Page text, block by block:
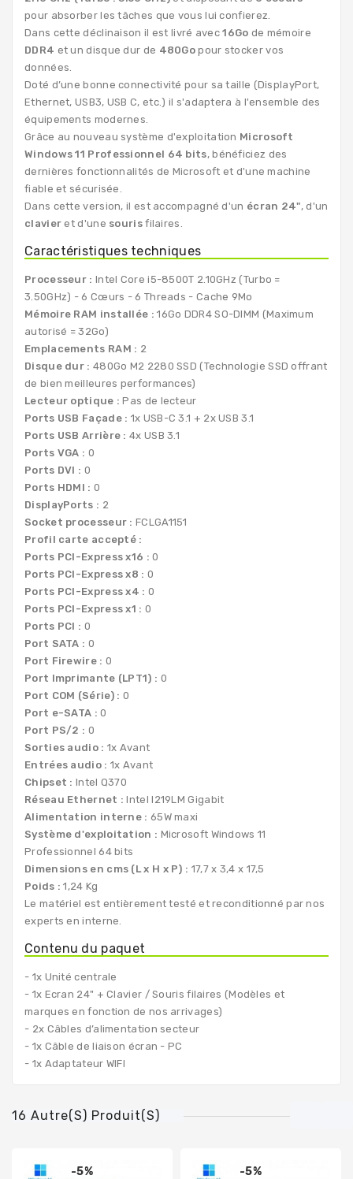
pour absorber les tâches que vous lui confierez.
Dans cette déclinaison il est livré avec16Go de mémoire
DDR4 et un disque dur de 480Go pour stocker vos
données.
Doté d’une bonne connectivité pour sa taille (DisplayPort,
Ethernet, USB3, USB C, etc.) il s'adaptera à l'ensemble des
équipements modernes.
Grâce au nouveau système d'exploitation Microsoft
Windows 11 Professionnel 64 bits, bénéficiez des
dernières fonctionnalités de Microsoft et d'une machine
fiable et sécurisée.
Dans cette version, il est accompagné d'un écran 24", d'un
clavier et d'une sourisfilaires.
Caractéristiques techniques
Processeur : Intel Core i5-8500T 2.10GHz (Turbo =
3.50GHz) - 6 Cœurs - 6 Threads - Cache 9Mo
Mémoire RAM installée :16Go DDR4 SO-DIMM (Maximum
autorisé = 32Go)
Emplacements RAM : 2
Disque dur : 480Go M2 2280 SSD (Technologie SSD offrant
de bien meilleures performances)
Lecteur optique : Pas de lecteur
Ports USB Façade : 1x USB-C 3.1 + 2x USB 3.1
Ports USB Arrière : 4x USB 3.1
Ports VGA : 0
Ports DVI : 0
Ports HDMI : 0
DisplayPorts : 2
Socket processeur : FCLGA1151
Profil carte accepté :
Ports PCI-Express x16 : 0
Ports PCI-Express x8 : 0
Ports PCI-Express x4 : 0
Ports PCI-Express x1 : 0
Ports PCI : 0
Port SATA : 0
Port Firewire : 0
Port Imprimante (LPT1) : 0
Port COM (Série) : 0
Port e-SATA : 0
Port PS/2 : 0
Sorties audio : 1x Avant
Entrées audio : 1x Avant
Chipset : Intel Q370
Réseau Ethernet :Intel I219LM Gigabit
Alimentation interne : 65W maxi
Système d'exploitation : Microsoft Windows 11
Professionnel 64 bits
Dimensions en cms (L x H x P) : 17,7 x 3,4 x 17,5
Poids :1,24 Kg
Le matériel est entièrement testé et reconditionné par nos
experts en interne.
Contenu du paquet
- 1x Unité centrale
- 1x Ecran 24" + Clavier / Souris filaires (Modèles et
marques en fonction de nos arrivages)
- 2x Câbles d’alimentation secteur
- 1x Câble de liaison écran - PC
- 1x Adaptateur WIFI
16 Autre(s) Produit(s)
-5% -5%